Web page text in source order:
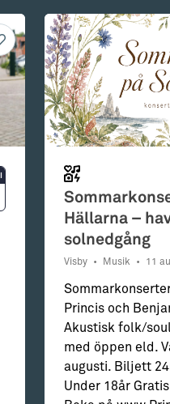
Hällarna –
solnedgång
Visby • Musik • 11
Princis och
Akustisk folk/
med öppen eld.
augusti. Biljett
Under 18år